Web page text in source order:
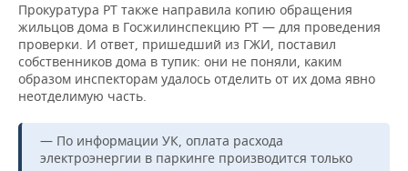
Прокуратура РТ также направила копию обращения
жильцов дома в Госжилинспекцию РТ — для проведения
проверки. И ответ, пришедший из ГЖИ, поставил
собственников дома в тупик: они не поняли, каким
образом инспекторам удалось отделить от их дома явно
неотделимую часть.
— По информации УК, оплата расхода
электроэнергии в паркинге производится только